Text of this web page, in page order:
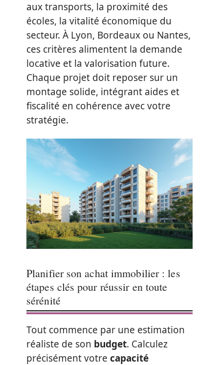
aux transports, la proximité des
écoles, la vitalité économique du
secteur. À Lyon, Bordeaux ou Nantes,
ces critères alimentent la demande
locative et la valorisation future.
Chaque projet doit reposer sur un
montage solide, intégrant aides et
fiscalité en cohérence avec votre
stratégie.
Planifier son achat immobilier : les
étapes clés pour réussir en toute
sérénité
Tout commence par une estimation
réaliste de son budget. Calculez
précisément votre capacité